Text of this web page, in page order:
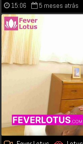
15:06 5 meses atrás